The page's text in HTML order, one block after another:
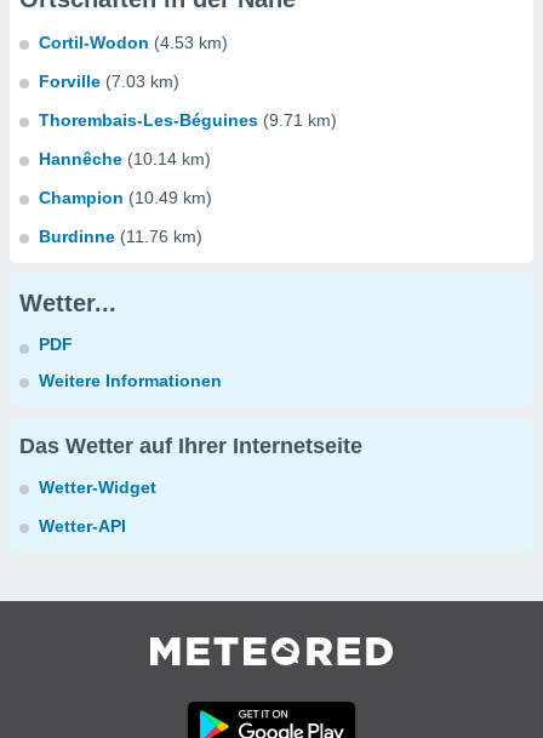
Cortil-Wodon (4.53 km)
Forville (7.03 km)
Thorembais-Les-Béguines (9.71 km)
Hannêche (10.14 km)
Champion (10.49 km)
Burdinne (11.76 km)
Wetter...
PDF
Weitere Informationen
Das Wetter auf Ihrer Internetseite
Wetter-Widget
Wetter-API